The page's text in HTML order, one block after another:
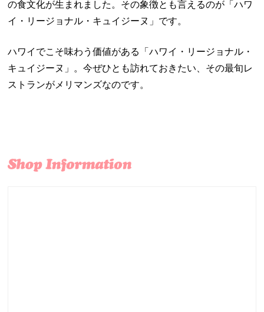
の食文化が生まれました。その象徴とも言えるのが「ハワ
イ・リージョナル・キュイジーヌ」です。
ハワイでこそ味わう価値がある「ハワイ・リージョナル・
キュイジーヌ」。今ぜひとも訪れておきたい、その最旬レ
ストランがメリマンズなのです。